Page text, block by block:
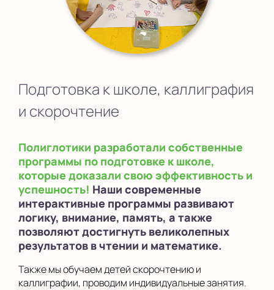
Подготовка к школе, каллиграфия
и скорочтение
Полиглотики разработали собственные
программы по подготовке к школе,
которые доказали свою эффективность и
успешность! Наши современные
интерактивные программы развивают
логику, внимание, память, а также
позволяют достигнуть великолепных
результатов в чтении и математике.
Также мы обучаем детей скорочтению и
каллиграфии, проводим индивидуальные занятия.